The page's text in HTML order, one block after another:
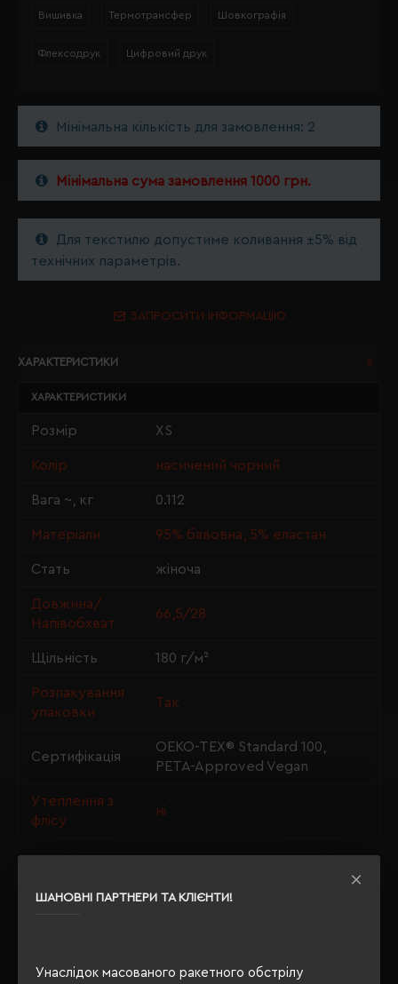
ШАНОВНІ ПАРТНЕРИ ТА КЛІЄНТИ!
Унаслідок масованого ракетного обстрілу
Вишивка Термотрансфер Шовкографія
Флексодрук Цифровий друк
Мінімальна кількість для замовлення: 2
Мінімальна сума замовлення 1000 грн.
Для текстилю допустиме коливання ±5% від
технічних параметрів.
ЗАПРОСИТИ ІНФОРМАЦІЮ
ХАРАКТЕРИСТИКИ
ХАРАКТЕРИСТИКИ
Розмір XS
Колір насичений чорний
Вага ~, кг 0.112
Матеріали 95% бавовна, 5% еластан
Стать жіноча
Довжина/
Напівобхват
66,5/28
Щільність 180 г/м²
Розпакування
упаковки
Так
Сертифікація
OEKO-TEX® Standard 100,
PETA-Approved Vegan
Утеплення з
флісу
ні
ОПИС